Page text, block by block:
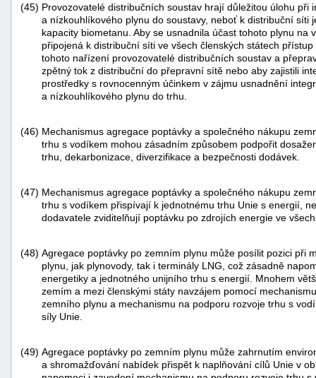
(45) Provozovatelé distribučních soustav hrají důležitou úlohu při
a nízkouhlíkového plynu do soustavy, neboť k distribuční síti
kapacity biometanu. Aby se usnadnila účast tohoto plynu
připojená k distribuční síti ve všech členských státech
tohoto nařízení provozovatelé distribučních soustav a
zpětný tok z distribuční do přepravní sítě nebo aby zajistili
prostředky s rovnocenným účinkem v zájmu usnadnění
a nízkouhlíkového plynu do trhu.
(46) Mechanismus agregace poptávky a společného nákupu
trhu s vodíkem mohou zásadním způsobem podpořit
trhu, dekarbonizace, diverzifikace a bezpečnosti dodávek.
(47) Mechanismus agregace poptávky a společného nákupu
trhu s vodíkem přispívají k jednotnému trhu Unie s energií,
dodavatele zviditelňují poptávku po zdrojích energie ve
(48) Agregace poptávky po zemním plynu může posílit pozici při
plynu, jak plynovody, tak i terminály LNG, což zásadně
energetiky a jednotného unijního trhu s energií. Mnohem
zemím a mezi členskými státy navzájem pomocí
zemního plynu a mechanismu na podporu rozvoje trhu s
síly Unie.
(49) Agregace poptávky po zemním plynu může zahrnutím
a shromažďování nabídek přispět k naplňování cílů Unie v